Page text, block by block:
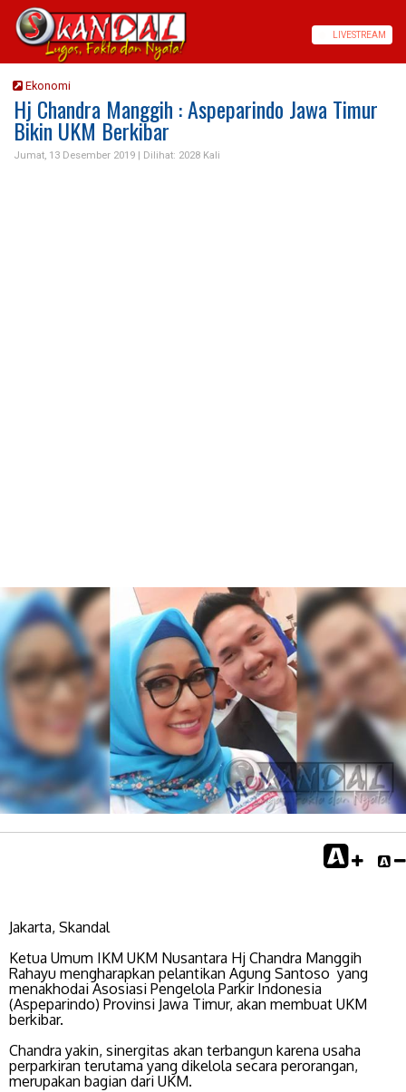
LIVESTREAM
Ekonomi
Hj Chandra Manggih : Aspeparindo Jawa Timur
Bikin UKM Berkibar
Jumat, 13 Desember 2019 | Dilihat: 2028 Kali
Jakarta, Skandal
Ketua Umum IKM UKM Nusantara Hj Chandra Manggih
Rahayu mengharapkan pelantikan Agung Santoso yang
menakhodai Asosiasi Pengelola Parkir Indonesia
(Aspeparindo) Provinsi Jawa Timur, akan membuat UKM
berkibar.
Chandra yakin, sinergitas akan terbangun karena usaha
perparkiran terutama yang dikelola secara perorangan,
merupakan bagian dari UKM.